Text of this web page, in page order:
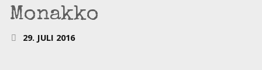
Monakko
29. JULI 2016